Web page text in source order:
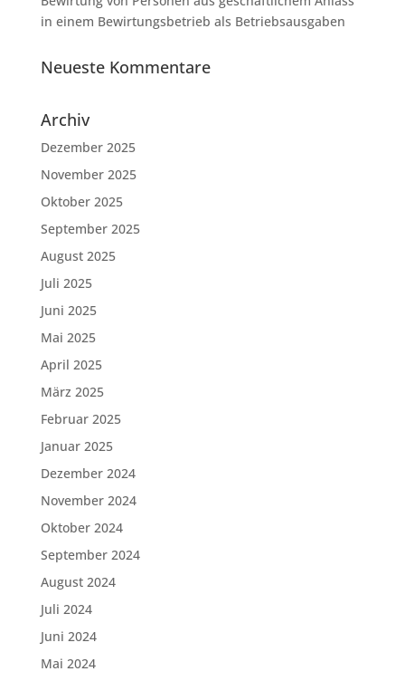
in einem Bewirtungsbetrieb als Betriebsausgaben
Neueste Kommentare
Archiv
Dezember 2025
November 2025
Oktober 2025
September 2025
August 2025
Juli 2025
Juni 2025
Mai 2025
April 2025
März 2025
Februar 2025
Januar 2025
Dezember 2024
November 2024
Oktober 2024
September 2024
August 2024
Juli 2024
Juni 2024
Mai 2024